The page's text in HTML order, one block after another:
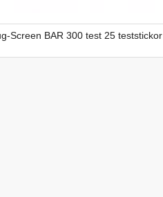
Screen BAR 300 test 25 teststickor